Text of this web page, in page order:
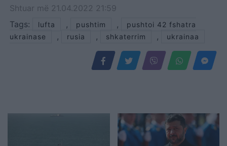
Shtuar më 21.04.2022 21:59
Tags:
lufta , pushtim ,
pushtoi 42 fshatra
ukrainase
, rusia , shkaterrim , ukrainaa